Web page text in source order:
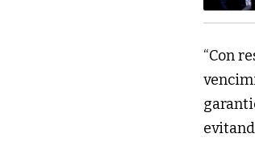
“Con